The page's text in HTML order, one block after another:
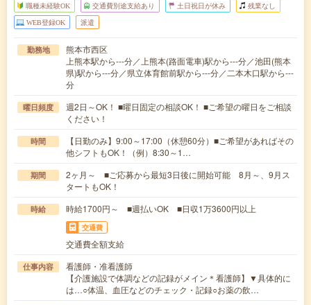
職種未経験OK 交通費別途支給あり 土日祝日が休み 残業なし
WEB登録OK 派遣
勤務地
熊本市西区
上熊本駅から---分／上熊本(路面電車)駅から---分／池田(熊本
県)駅から---分／県立体育館前駅から---分／二本木口駅から---
分
曜日頻度
週2日～OK！ ■曜日固定の相談OK！ ■ご希望の曜日をご相談
ください！
時間
【日勤のみ】9:00～17:00（休憩60分）■ご希望があればその
他シフトもOK！（例）8:30～1…
期間
2ヶ月～ ■ご応募から最短3日後に開始可能 8月～、9月ス
タートもOK！
時給 時給1700円～ ■週払いOK ■日収1万3600円以上
交通費
交通費全額支給
仕事内容
看護師・准看護師
【介護施設で体調などの記録がメイン＊看護師】▼具体的に
は…○体温、血圧などのチェック・記録○お薬の飲…